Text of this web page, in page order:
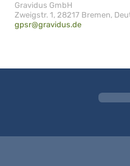
Gravidus GmbH
Zweigstr. 1, 28217 Bremen,
gpsr@gravidus.de